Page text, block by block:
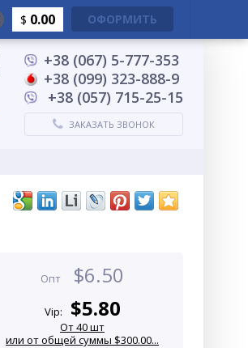
+38 (067) 5-777-353
+38 (099) 323-888-9
+38 (057) 715-25-15
ЗАКАЗАТЬ ЗВОНОК
Опт $6.50
Vip: $5.80
От 40 шт
или от общей суммы $300.00...
$ 0.00 ОФОРМИТЬ